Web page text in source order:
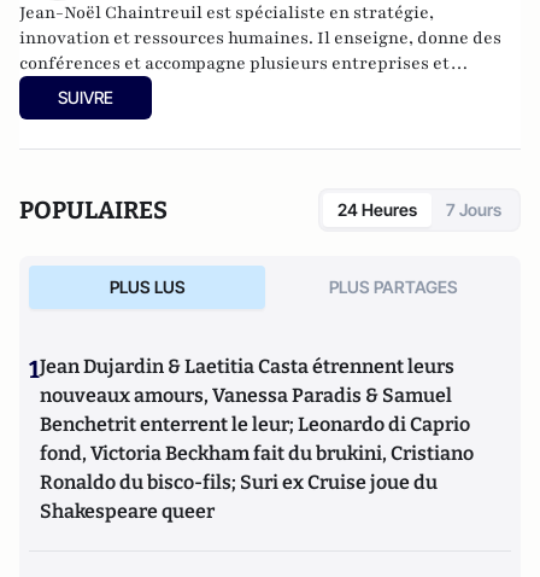
Jean-Noël Chaintreuil est spécialiste en stratégie,
innovation et ressources humaines. Il enseigne, donne des
conférences et accompagne plusieurs entreprises et
organisations sur les problématiques RH et les usages
digitaux. Il est notamment auteur de "
SUIVRE
POPULAIRES 24 Heures 7 Jours
PLUS LUS PLUS PARTAGES
1Jean Dujardin & Laetitia Casta étrennent leurs
nouveaux amours, Vanessa Paradis & Samuel
Benchetrit enterrent le leur; Leonardo di Caprio
fond, Victoria Beckham fait du brukini, Cristiano
Ronaldo du bisco-fils; Suri ex Cruise joue du
Shakespeare queer